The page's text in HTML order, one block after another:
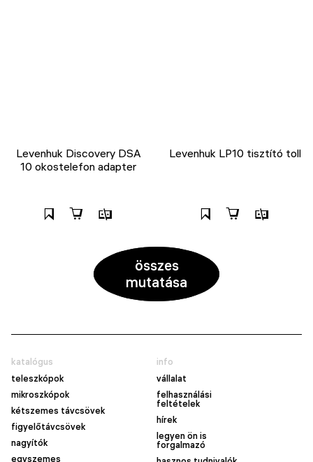
Levenhuk Discovery DSA
10 okostelefon adapter
Levenhuk LP10 tisztító toll
összes
mutatása
katalógus
teleszkópok
mikroszkópok
kétszemes távcsövek
figyelőtávcsövek
nagyítók
egyszemes
info
vállalat
felhasználási
feltételek
hírek
legyen ön is
forgalmazó